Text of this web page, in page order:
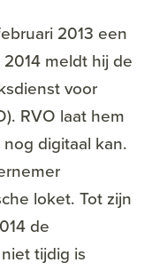
2013 een
meldt hij de
voor
RVO laat hem
digitaal kan.
loket. Tot zijn
de
tijdig is